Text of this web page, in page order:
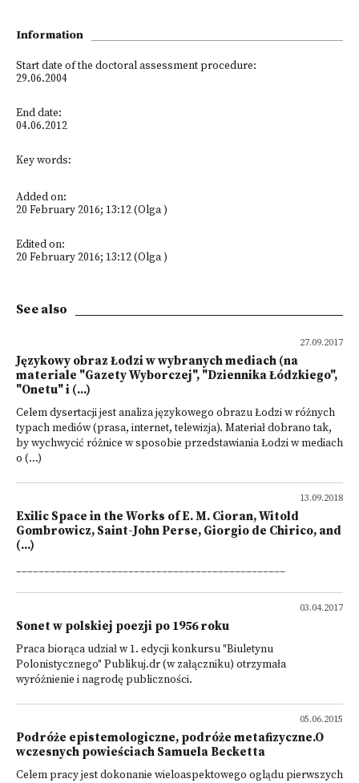
Information
Start date of the doctoral assessment procedure:
29.06.2004
End date:
04.06.2012
Key words:
Added on:
20 February 2016; 13:12 (Olga )
Edited on:
20 February 2016; 13:12 (Olga )
See also
27.09.2017
Językowy obraz Łodzi w wybranych mediach (na
materiale "Gazety Wyborczej", "Dziennika Łódzkiego",
"Onetu" i (...)
Celem dysertacji jest analiza językowego obrazu Łodzi w różnych
typach mediów (prasa, internet, telewizja). Materiał dobrano tak,
by wychwycić różnice w sposobie przedstawiania Łodzi w mediach
o (...)
13.09.2018
Exilic Space in the Works of E. M. Cioran, Witold
Gombrowicz, Saint-John Perse, Giorgio de Chirico, and
(...)
________________________________________________
03.04.2017
Sonet w polskiej poezji po 1956 roku
Praca biorąca udział w 1. edycji konkursu "Biuletynu
Polonistycznego" Publikuj.dr (w załączniku) otrzymała
wyróżnienie i nagrodę publiczności.
05.06.2015
Podróże epistemologiczne, podróże metafizyczne.O
wczesnych powieściach Samuela Becketta
Celem pracy jest dokonanie wieloaspektowego oglądu pierwszych